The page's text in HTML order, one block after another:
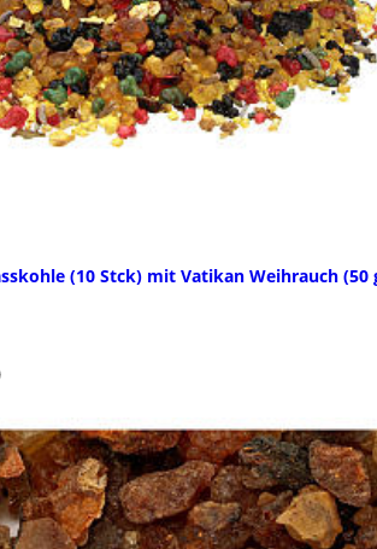
(10 Stck) mit Vatikan Weihrauch (50